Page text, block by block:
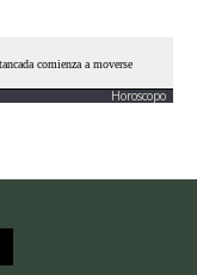
Horoscopo